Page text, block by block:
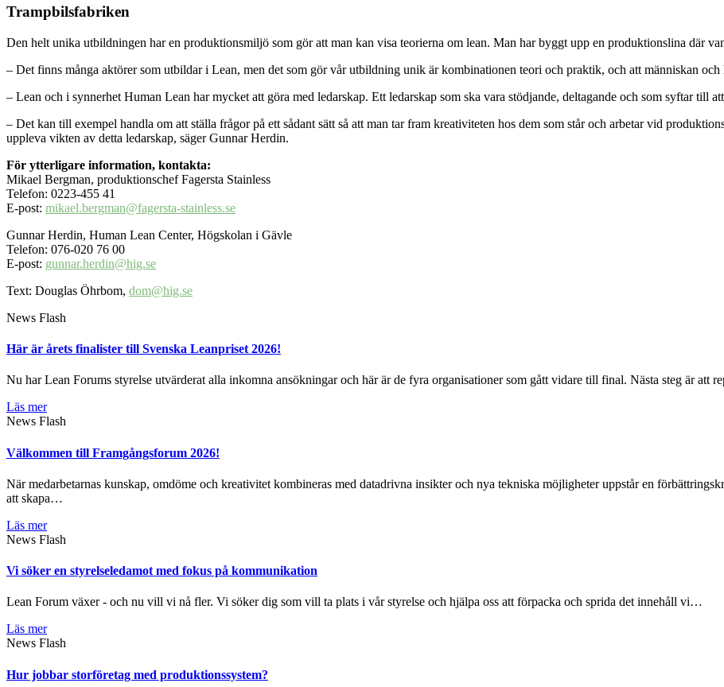
Trampbilsfabriken
Den helt unika utbildningen har en produktionsmiljö som gör att man kan visa teorierna om lean. Man har byggt upp en produktionslina där
– Det finns många aktörer som utbildar i Lean, men det som gör vår utbildning unik är kombinationen teori och praktik, och att människan och
– Lean och i synnerhet Human Lean har mycket att göra med ledarskap. Ett ledarskap som ska vara stödjande, deltagande och som syftar till
– Det kan till exempel handla om att ställa frågor på ett sådant sätt så att man tar fram kreativiteten hos dem som står och arbetar vid
uppleva vikten av detta ledarskap, säger Gunnar Herdin.
För ytterligare information, kontakta:
Mikael Bergman, produktionschef Fagersta Stainless
Telefon: 0223-455 41
E-post: mikael.bergman@fagersta-stainless.se
Gunnar Herdin, Human Lean Center, Högskolan i Gävle
Telefon: 076-020 76 00
E-post: gunnar.herdin@hig.se
Text: Douglas Öhrbom, dom@hig.se
News Flash
Här är årets finalister till Svenska Leanpriset 2026!
Nu har Lean Forums styrelse utvärderat alla inkomna ansökningar och här är de fyra organisationer som gått vidare till final. Nästa steg är att
Läs mer
News Flash
Välkommen till Framgångsforum 2026!
När medarbetarnas kunskap, omdöme och kreativitet kombineras med datadrivna insikter och nya tekniska möjligheter uppstår en
att skapa…
Läs mer
News Flash
Vi söker en styrelseledamot med fokus på kommunikation
Lean Forum växer - och nu vill vi nå fler. Vi söker dig som vill ta plats i vår styrelse och hjälpa oss att förpacka och sprida det innehåll vi…
Läs mer
News Flash
Hur jobbar storföretag med produktionssystem?